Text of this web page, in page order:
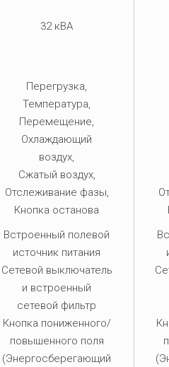
32 кВА
Перегрузка,
Температура,
Перемещение,
Охлаждающий
воздух,
Сжатый воздух,
Отслеживание фазы,
Кнопка останова
Встроенный полевой
источник питания
Сетевой выключатель
и встроенный
сетевой фильтр
Кнопка пониженного/
повышенного поля
(Энергосберегающий